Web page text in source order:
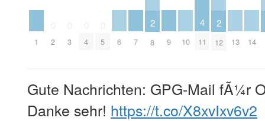
1 2 3 4 5 6 7
2
8 9 10
4
11
2
12 13 14
Gute Nachrichten: GPG-Mail fÃ¼r
Danke sehr! https://t.co/X8xvIxv6v2